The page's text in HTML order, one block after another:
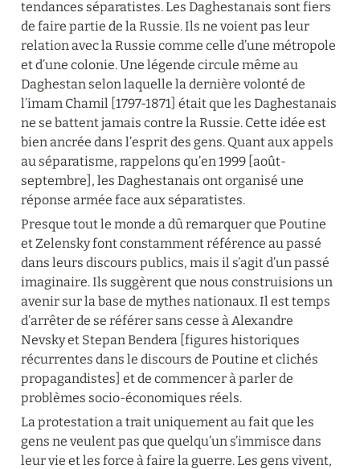
tendances séparatistes. Les Daghestanais sont fiers
de faire partie de la Russie. Ils ne voient pas leur
relation avec la Russie comme celle d’une métropole
et d’une colonie. Une légende circule même au
Daghestan selon laquelle la dernière volonté de
l’imam Chamil [1797-1871] était que les Daghestanais
ne se battent jamais contre la Russie. Cette idée est
bien ancrée dans l’esprit des gens. Quant aux appels
au séparatisme, rappelons qu’en 1999 [août-
septembre], les Daghestanais ont organisé une
réponse armée face aux séparatistes.
Presque tout le monde a dû remarquer que Poutine
et Zelensky font constamment référence au passé
dans leurs discours publics, mais il s’agit d’un passé
imaginaire. Ils suggèrent que nous construisions un
avenir sur la base de mythes nationaux. Il est temps
d’arrêter de se référer sans cesse à Alexandre
Nevsky et Stepan Bendera [figures historiques
récurrentes dans le discours de Poutine et clichés
propagandistes] et de commencer à parler de
problèmes socio-économiques réels.
La protestation a trait uniquement au fait que les
gens ne veulent pas que quelqu’un s’immisce dans
leur vie et les force à faire la guerre. Les gens vivent,